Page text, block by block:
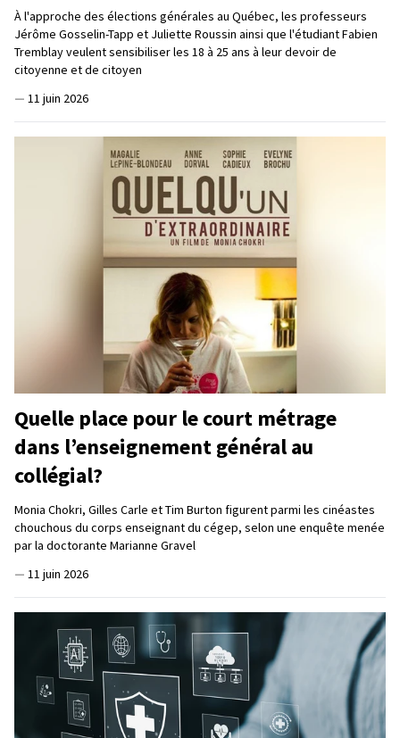
À l'approche des élections générales au Québec, les professeurs
Jérôme Gosselin-Tapp et Juliette Roussin ainsi que l'étudiant Fabien
Tremblay veulent sensibiliser les 18 à 25 ans à leur devoir de
citoyenne et de citoyen
— 11 juin 2026
Quelle place pour le court métrage
dans l’enseignement général au
collégial?
Monia Chokri, Gilles Carle et Tim Burton figurent parmi les cinéastes
chouchous du corps enseignant du cégep, selon une enquête menée
par la doctorante Marianne Gravel
— 11 juin 2026